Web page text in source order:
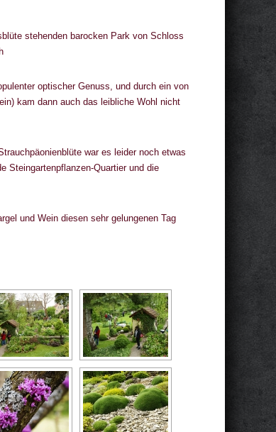
stehenden barocken Park von Schloss
optischer Genuss, und durch ein von
kam dann auch das leibliche Wohl nicht
war es leider noch etwas
Steingartenpflanzen-Quartier und die
und Wein diesen sehr gelungenen Tag